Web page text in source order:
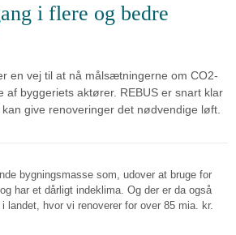
i flere og bedre
en vej til at nå målsætningerne om CO2-
af byggeriets aktører. REBUS er snart klar
give renoveringer det nødvendige løft.
bygningsmasse som, udover at bruge for
har et dårligt indeklima. Og der er da også
landet, hvor vi renoverer for over 85 mia. kr.